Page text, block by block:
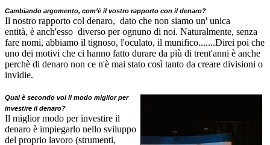
Cambiando argomento, com’è il vostro rapporto con il denaro?
Il nostro rapporto col denaro, dato che non siamo un' unica
entità, è anch'esso diverso per ognuno di noi. Naturalmente, senza
fare nomi, abbiamo il tignoso, l'oculato, il munifico.......Direi poi che
uno dei motivi che ci hanno fatto durare da più di trent'anni è anche
perchè di denaro non ce n'è mai stato così tanto da creare divisioni o
invidie.
Qual è secondo voi il modo miglior per
investire il denaro?
Il miglior modo per investire il
denaro è impiegarlo nello sviluppo
del proprio lavoro (strumenti,